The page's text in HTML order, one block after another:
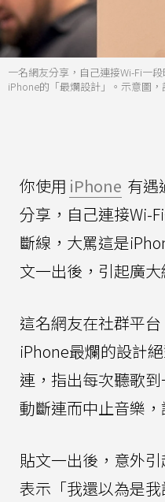
一名網友分享，自己連接Wi-Fi一
iPhone的「最爛設計」。示意圖
你使用 iPhone 有遇
分享，自己連接Wi-
斷線，大罵這是
文一出後，引起廣大
這名網友在社群平
iPhone最爛的設計
連，指出每次聽歌
動斷連而中止音樂，
貼文一出後，意外
表示「我還以為是